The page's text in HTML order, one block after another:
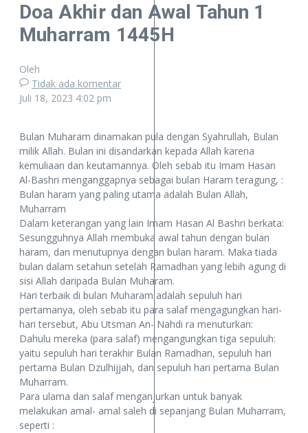
Doa Akhir dan Awal Tahun 1
Muharram 1445H
Oleh
Tidak ada komentar
Juli 18, 2023 4:02 pm
Bulan Muharam dinamakan pula dengan Syahrullah, Bulan
milik Allah. Bulan ini disandarkan kepada Allah karena
kemuliaan dan keutamannya. Oleh sebab itu Imam Hasan
Al-Bashri menganggapnya sebagai bulan Haram teragung, :
Bulan haram yang paling utama adalah Bulan Allah,
Muharram
Dalam keterangan yang lain Imam Hasan Al Bashri berkata:
Sesungguhnya Allah membuka awal tahun dengan bulan
haram, dan menutupnya dengan bulan haram. Maka tiada
bulan dalam setahun setelah Ramadhan yang lebih agung di
sisi Allah daripada Bulan Muharam.
Hari terbaik di bulan Muharam adalah sepuluh hari
pertamanya, oleh sebab itu para salaf mengagungkan hari-
hari tersebut, Abu Utsman An- Nahdi ra menuturkan:
Dahulu mereka (para salaf) mengangungkan tiga sepuluh:
yaitu sepuluh hari terakhir Bulan Ramadhan, sepuluh hari
pertama Bulan Dzulhijjah, dan sepuluh hari pertama Bulan
Muharram.
Para ulama dan salaf menganjurkan untuk banyak
melakukan amal- amal saleh di sepanjang Bulan Muharram,
seperti :